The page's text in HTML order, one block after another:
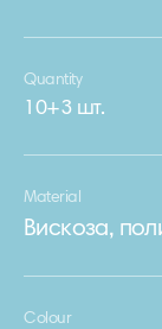
Quantity
10+3 шт.
Material
Вискоза,
Colour